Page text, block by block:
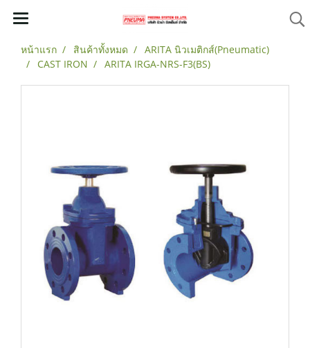
หน้าแรก สินค้าทั้งหมด
ARITA นิวเมติกส์(Pneumatic)
CAST IRON
ARITA IRGA-NRS-F3(BS)